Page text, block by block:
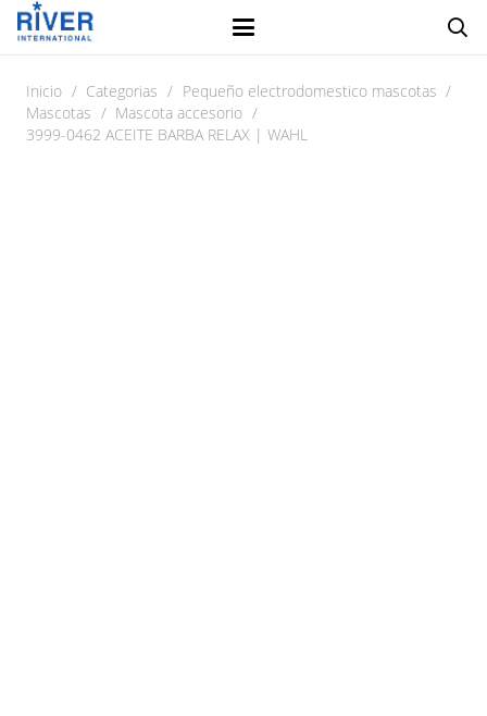
Inicio / Categorias / Pequeño electrodomestico mascotas /
Mascotas / Mascota accesorio /
3999-0462 ACEITE BARBA RELAX | WAHL